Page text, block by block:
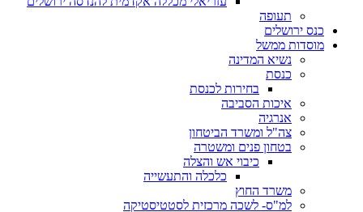
תעופה
כנס ירושלים
מוסדות ממשל
נשיא המדינה
כנסת
בחירות לכנסת
איכות הסביבה
אנרגיה
צה"ל ומשרד הביטחון
בטחון פנים ומשטרה
כיבוי אש והצלה
כלכלה והתעשייה
משרד החוץ
למ"ס- לשכה מרכזית לסטטיסטיקה